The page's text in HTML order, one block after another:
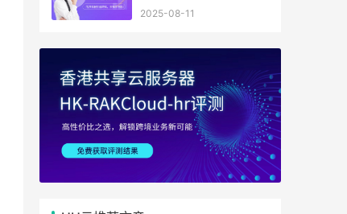
8G+10M带宽降价来袭
2025-08-11